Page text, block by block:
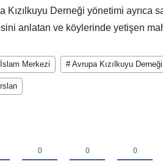
Kızılkuyu Derneği yönetimi ayrıca
anlatan ve köylerinde yetişen
Merkezi # Avrupa Kızılkuyu